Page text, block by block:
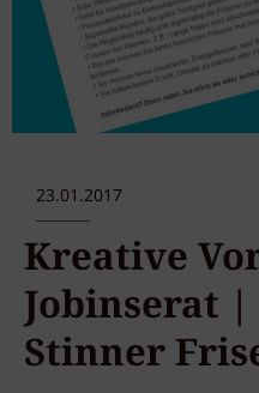
23.01.2017
Kreative
Jobinserat
Stinner